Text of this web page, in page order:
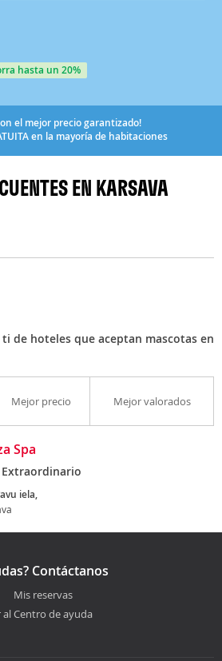
hasta un 20%
el mejor precio garantizado!
en la mayoría de habitaciones
EN KARSAVA
de hoteles que aceptan mascotas en
Mejor precio Mejor valorados
Spa
Extraordinario
iela,
Contáctanos
Mis reservas
al Centro de ayuda